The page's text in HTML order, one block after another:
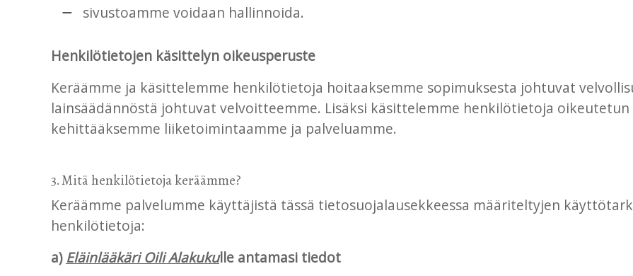
sivustoamme voidaan hallinnoida.
Henkilötietojen käsittelyn oikeusperuste
Keräämme ja käsittelemme henkilötietoja hoitaaksemme sopimuksesta johtuvat
lainsäädännöstä johtuvat velvoitteemme. Lisäksi käsittelemme henkilötietoja
kehittääksemme liiketoimintaamme ja palveluamme.
3. Mitä henkilötietoja keräämme?
Keräämme palvelumme käyttäjistä tässä tietosuojalausekkeessa määriteltyjen
henkilötietoja:
a) Eläinlääkäri Oili Alakukulle antamasi tiedot